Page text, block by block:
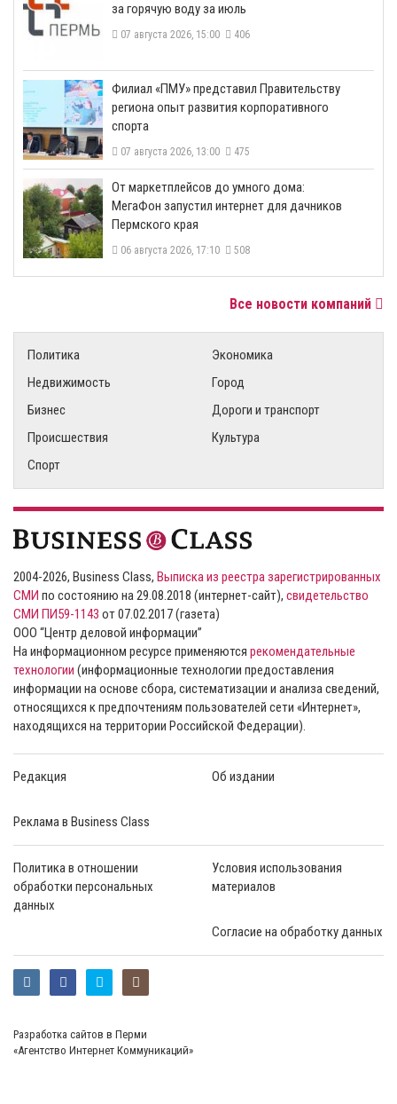
за горячую воду за июль
07 августа 2026, 15:00 406
​Филиал «ПМУ» представил Правительству
региона опыт развития корпоративного
спорта
07 августа 2026, 13:00 475
От маркетплейсов до умного дома:
МегаФон запустил интернет для дачников
Пермского края
06 августа 2026, 17:10 508
Все новости компаний
Политика
Экономика
Недвижимость
Город
Бизнес
Дороги и транспорт
Происшествия
Культура
Спорт
2004-2026, Business Class, Выписка из реестра зарегистрированных
СМИ по состоянию на 29.08.2018 (интернет-сайт), свидетельство
СМИ ПИ59-1143 от 07.02.2017 (газета)
ООО “Центр деловой информации”
На информационном ресурсе применяются рекомендательные
технологии (информационные технологии предоставления
информации на основе сбора, систематизации и анализа сведений,
относящихся к предпочтениям пользователей сети «Интернет»,
находящихся на территории Российской Федерации).
Редакция Об издании
Реклама в Business Class
Политика в отношении
обработки персональных
данных
Условия использования
материалов
Согласие на обработку данных
Разработка сайтов в Перми
«Агентство Интернет Коммуникаций»